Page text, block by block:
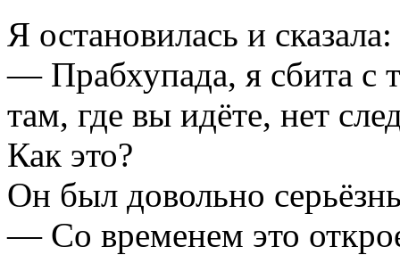
Я остановилась и сказала:
— Прабхупада, я сбита с
там, где вы идёте, нет
Как это?
Он был довольно
— Со временем это